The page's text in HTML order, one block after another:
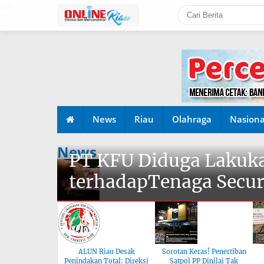
News Riau Olahraga
News
PT KFU Diduga
terhadapTenaga
ALUN Riau Desak
Penindakan Total: Direksi
Sorotan Keras! Penertiban
Satpol PP Dinilai Tak